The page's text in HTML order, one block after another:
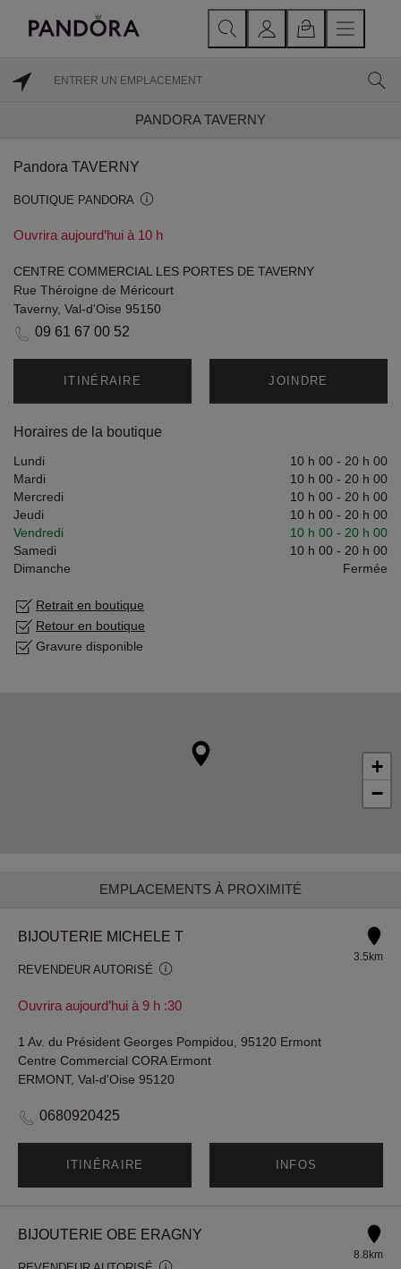
PANDORA TAVERNY
Pandora TAVERNY
BOUTIQUE PANDORA
Ouvrira aujourd’hui à 10 h
CENTRE COMMERCIAL LES PORTES DE TAVERNY
Rue Théroigne de Méricourt
Taverny, Val-d'Oise 95150
09 61 67 00 52
ITINÉRAIRE JOINDRE
Horaires de la boutique
Lundi 10 h 00 - 20 h 00
Mardi
10 h 00 - 20 h 00
Mercredi
10 h 00 - 20 h 00
Jeudi
10 h 00 - 20 h 00
Vendredi
10 h 00 - 20 h 00
Samedi
10 h 00 - 20 h 00
Dimanche
Fermée
Retrait en boutique
Retour en boutique
Gravure disponible
+
−
EMPLACEMENTS À PROXIMITÉ
BIJOUTERIE MICHELE T
REVENDEUR AUTORISÉ
Ouvrira aujourd’hui à 9 h :30
3.5km
1 Av. du Président Georges Pompidou, 95120 Ermont
Centre Commercial CORA Ermont
ERMONT, Val-d'Oise 95120
0680920425
ITINÉRAIRE INFOS
BIJOUTERIE OBE ERAGNY
8.8km